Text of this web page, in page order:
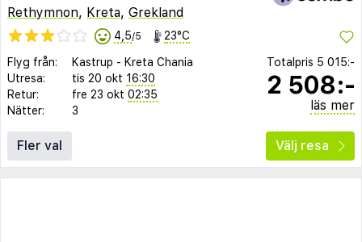
Rethymnon, Kreta, Grekland
4,5/5 23°C
Flyg från: Kastrup - Kreta Chania
Utresa:
tis 20 okt 16:30
Retur:
fre 23 okt 02:35
Nätter:
3
Totalpris 5 015:-
2 508:-
läs mer
Fler val Välj resa